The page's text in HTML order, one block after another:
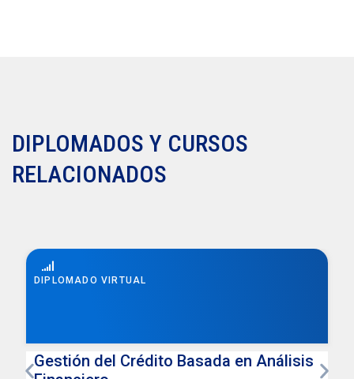
DIPLOMADOS Y CURSOS
RELACIONADOS
DIPLOMADO VIRTUAL
Gestión del Crédito Basada en Análisis